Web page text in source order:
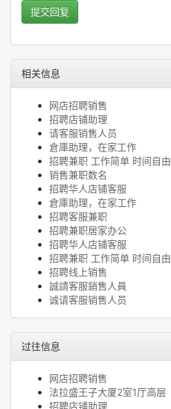
提交回复
相关信息
网店招聘销售
招聘店铺助理
请客服销售人员
倉庫助理，在家工作
招聘兼职 工作简单 时间自由
销售兼职数名
招聘华人店铺客服
倉庫助理，在家工作
招聘客服兼职
招聘兼职居家办公
招聘华人店铺客服
招聘兼职 工作简单 时间自由
招聘线上销售
誠請客服銷售人員
诚请客服销售人员
过往信息
网店招聘销售
法拉盛王子大厦2室1厅高层
招聘店铺助理